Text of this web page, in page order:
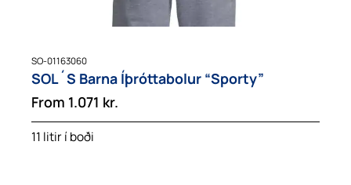
SO-01163060
SOL´S Barna Íþróttabolur “Sporty”
From 1.071 kr.
11 litir í boði